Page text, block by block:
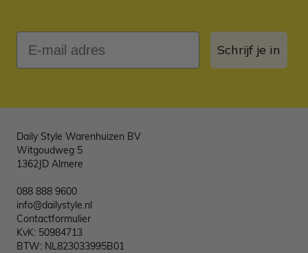
Schrijf je in
Daily Style Warenhuizen BV
Witgoudweg 5
1362JD Almere
088 888 9600
info@dailystyle.nl
Contactformulier
KvK: 50984713
BTW: NL823033995B01